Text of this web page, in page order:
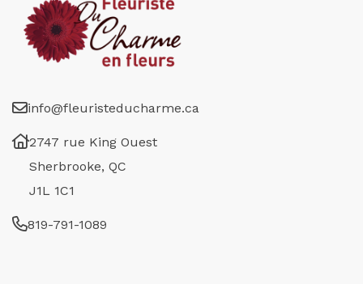
info@fleuristeducharme.ca
2747 rue King Ouest
Sherbrooke, QC
J1L 1C1
819-791-1089